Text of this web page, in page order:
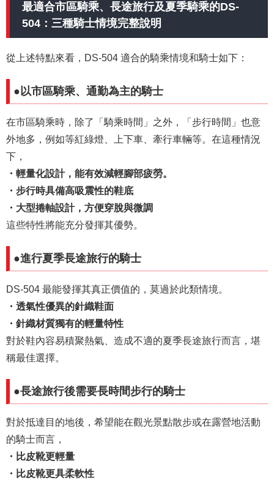
最適合市區騎乘、長途旅行及夏季騎乘的DS-
504：三種騎士情境完整說明
從上述特點來看，DS-504 適合的騎乘情境和騎士如下：
●以市區騎乘、通勤為主的騎士
在市區騎乘時，除了「騎乘時間」之外，「步行時間」也意
外地多，例如等紅綠燈、上下車、牽行車輛等。在這種情況
下，
・輕量化設計，能有效減輕腳部疲勞。
・步行時具備高吸震性的鞋底
・大型捲軸設計，方便穿脫與微調
這些特性將能充分發揮其優勢。
●進行夏季長途旅行的騎士
DS-504 最能發揮其真正價值的，莫過於此類情境。
・透氣性優異的針織鞋面
・針織材質獨有的輕量特性
對於鞋內容易積聚熱氣、造成不適的夏季長途旅行而言，堪
稱最佳選擇。
●長途旅行後需要長時間步行的騎士
對於抵達目的地後，希望能在觀光景點散步或在露營地活動
的騎士而言，
・比皮靴更輕量
・比皮靴更具柔軟性